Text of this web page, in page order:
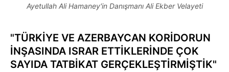
Ayetullah Ali Hamaney'in Danışmanı Ali Ekber Velayeti
"TÜRKİYE VE AZERBAYCAN KORİDORUN
İNŞASINDA ISRAR ETTİKLERİNDE ÇOK
SAYIDA TATBİKAT GERÇEKLEŞTİRMİŞTİK"